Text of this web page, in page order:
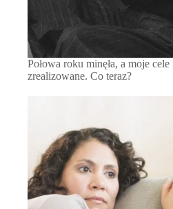
Połowa roku minęła, a moje cele
zrealizowane. Co teraz?